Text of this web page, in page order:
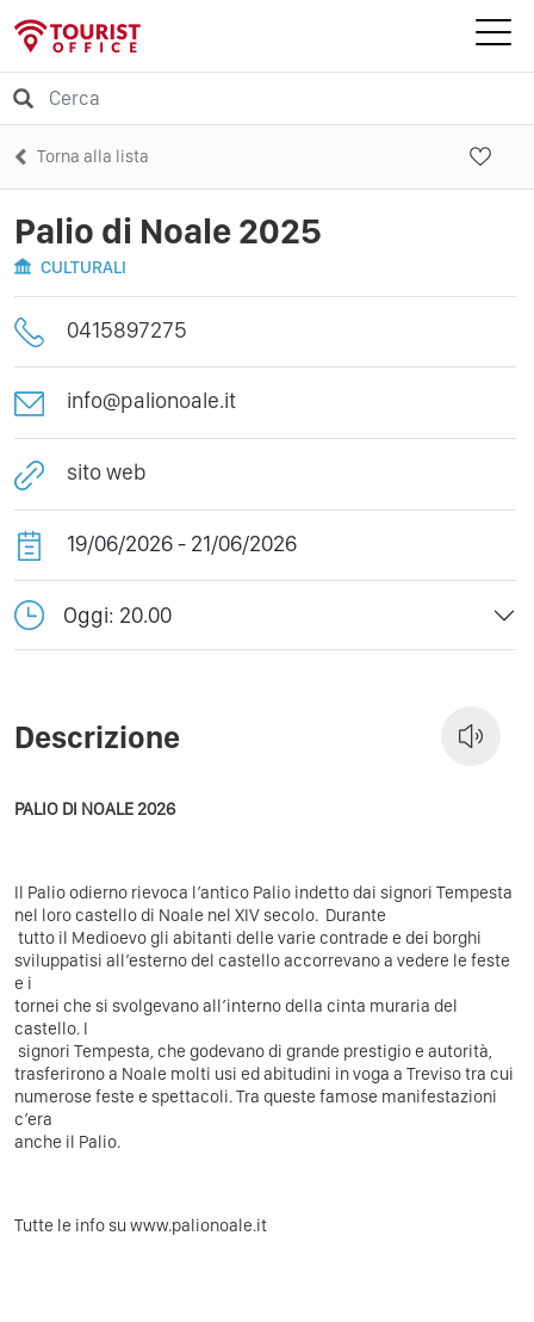
Torna alla lista
Palio di Noale 2025
CULTURALI
0415897275
info@palionoale.it
sito web
19/06/2026 - 21/06/2026
Oggi: 20.00
Descrizione
PALIO DI NOALE 2026
Il Palio odierno rievoca l’antico Palio indetto dai signori Tempesta
nel loro castello di Noale nel XIV secolo. Durante
tutto il Medioevo gli abitanti delle varie contrade e dei borghi
sviluppatisi all’esterno del castello accorrevano a vedere le feste
e i
tornei che si svolgevano all’interno della cinta muraria del
castello. I
signori Tempesta, che godevano di grande prestigio e autorità,
trasferirono a Noale molti usi ed abitudini in voga a Treviso tra cui
numerose feste e spettacoli. Tra queste famose manifestazioni
c’era
anche il Palio.
Tutte le info suwww.palionoale.it